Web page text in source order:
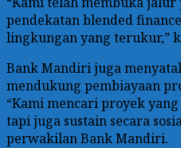
pendekatan blended
lingkungan yang terukur,”
Bank Mandiri juga
mendukung pembiayaan
“Kami mencari proyek
tapi juga sustain secara
perwakilan Bank Mandiri.